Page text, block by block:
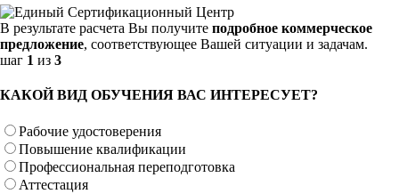
В результате расчета Вы получите подробное коммерческое
предложение, соответствующее Вашей ситуации и задачам.
шаг 1 из 3
КАКОЙ ВИД ОБУЧЕНИЯ ВАС ИНТЕРЕСУЕТ?
Рабочие удостоверения
Повышение квалификации
Профессиональная переподготовка
Аттестация